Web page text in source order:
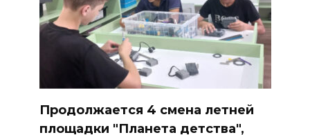
Продолжается 4 смена летней
площадки "Планета детства",